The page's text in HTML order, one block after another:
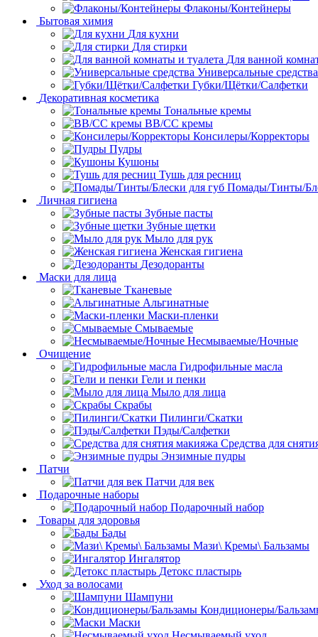
Флаконы/Контейнеры
Бытовая химия
Для кухни
Для стирки
Для ванной
Универсальные средства
Губки/Щётки/Салфетки
Декоративная косметика
Тональные кремы
ВВ/СС кремы
Консилеры/Корректоры
Пудры
Кушоны
Тушь для ресниц
Помады/Тинты/
Личная гигиена
Зубные пасты
Зубные щетки
Мыло для рук
Женская гигиена
Дезодоранты
Маски для лица
Тканевые
Альгинатные
Маски-пленки
Смываемые
Несмываемые/Ночные
Очищение
Гидрофильные масла
Гели и пенки
Мыло для лица
Скрабы
Пилинги/Скатки
Пэды/Салфетки
Средства для
Энзимные пудры
Патчи
Патчи для век
Подарочные наборы
Подарочный набор
Товары для здоровья
Бады
Мази\ Кремы\ Бальзамы
Ингалятор
Детокс пластырь
Уход за волосами
Шампуни
Кондиционеры/
Маски